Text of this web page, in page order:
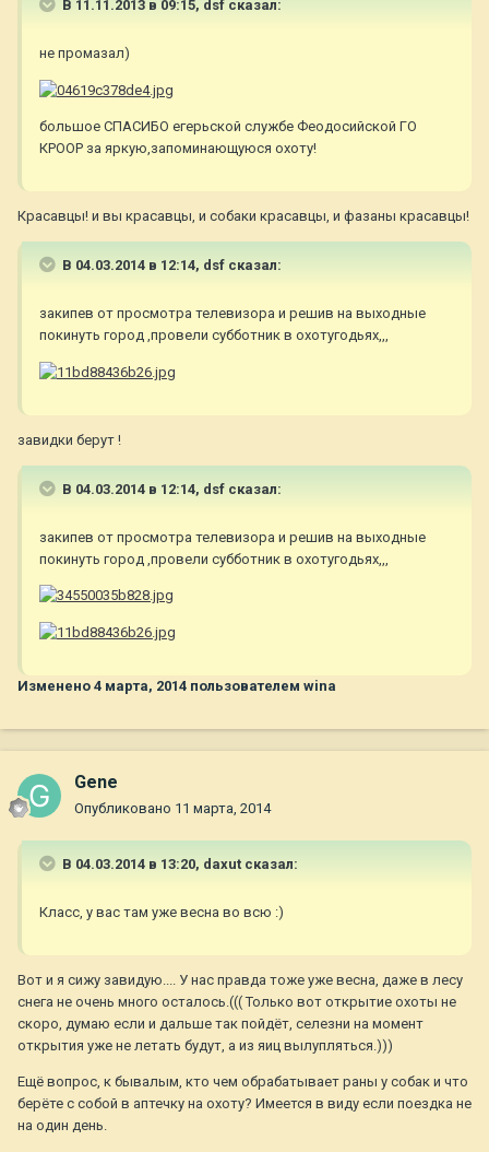
В 11.11.2013 в 09:15, dsf сказал:
не промазал)
большое СПАСИБО егерьской службе Феодосийской ГО
КРООР за яркую,запоминающуюся охоту!
Красавцы! и вы красавцы, и собаки красавцы, и фазаны красавцы!
В 04.03.2014 в 12:14, dsf сказал:
закипев от просмотра телевизора и решив на выходные
покинуть город ,провели субботник в охотугодьях,,,
завидки берут !
В 04.03.2014 в 12:14, dsf сказал:
закипев от просмотра телевизора и решив на выходные
покинуть город ,провели субботник в охотугодьях,,,
Изменено 4 марта, 2014 пользователем wina
Gene
Опубликовано 11 марта, 2014
В 04.03.2014 в 13:20, daxut сказал:
Класс, у вас там уже весна во всю :)
Вот и я сижу завидую.... У нас правда тоже уже весна, даже в лесу
снега не очень много осталось.((( Только вот открытие охоты не
скоро, думаю если и дальше так пойдёт, селезни на момент
открытия уже не летать будут, а из яиц вылупляться.)))
Ещё вопрос, к бывалым, кто чем обрабатывает раны у собак и что
берёте с собой в аптечку на охоту? Имеется в виду если поездка не
на один день.